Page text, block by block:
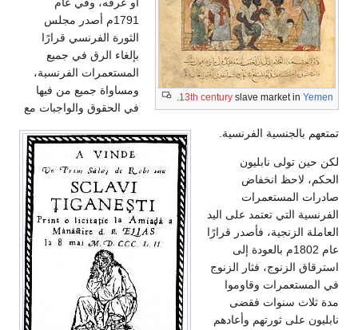
13th century slave market in Yemen
.
1791م أصدر مجلس
الثورة الفرنسي قرارًا
بإلغاء الرق في جميع
المستعمرات الفرنسية،
ومساواة جميع من فيها
في الحقوق والواجبات مع
تمتعهم بالجنسية الفرنسية.
لكن حين تولى نابليون
الحكم، لاحظ انخفاض
صادرات المستعمرات
الفرنسية التي تعتمد على اليد
العاملة الزنجية، فأصدر قرارًا
عام 1802م بالعودة إلى
استرقاق الزنوج، فثار الزنوج
في المستعمرات وقاوموا
مدة ثلاث سنوات فقضى
نابليون على ثورتهم وأعادهم